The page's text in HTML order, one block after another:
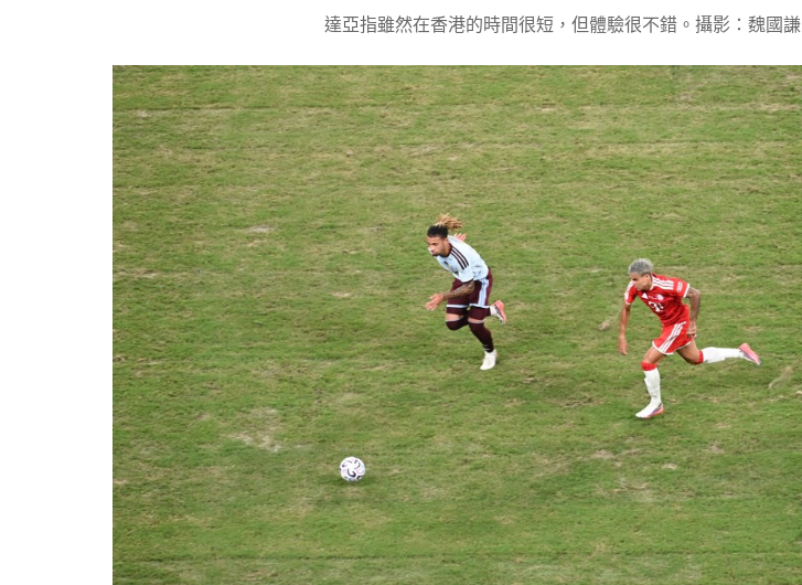
達亞指雖然在香港的時間很短，但體驗很不錯。攝影：魏國謙